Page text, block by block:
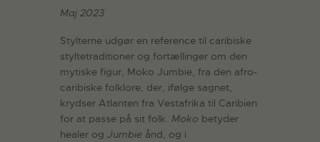
Maj 2023
Stylterne udgør en reference til caribiske
styltetraditioner og fortællinger om den
mytiske figur, Moko Jumbie, fra den afro-
caribiske folklore, der, ifølge sagnet,
krydser Atlanten fra Vestafrika til Caribien
for at passe på sit folk. Moko betyder
healer og Jumbie ånd, og i